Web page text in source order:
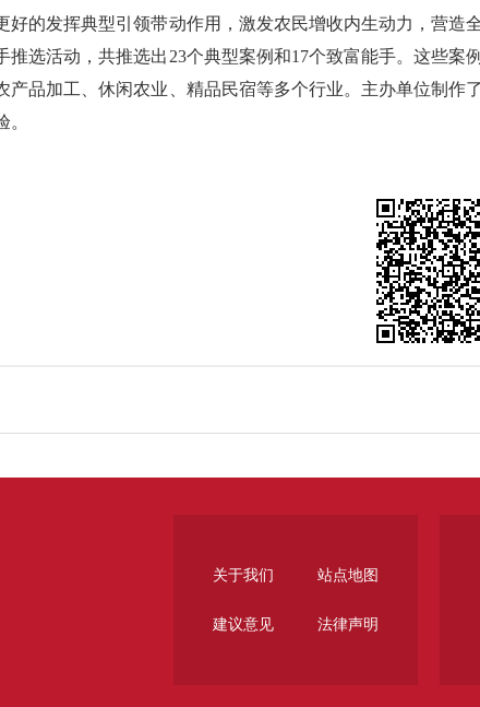
的发挥典型引领带动作用，激发农民增收内生动力，营造
推选活动，共推选出23个典型案例和17个致富能手。这些
产品加工、休闲农业、精品民宿等多个行业。主办单位制
关于我们 站点地图
建议意见 法律声明